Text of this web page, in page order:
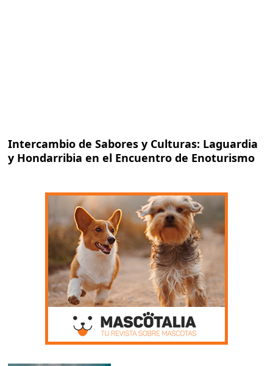
Intercambio de Sabores y Culturas: Laguardia
y Hondarribia en el Encuentro de Enoturismo